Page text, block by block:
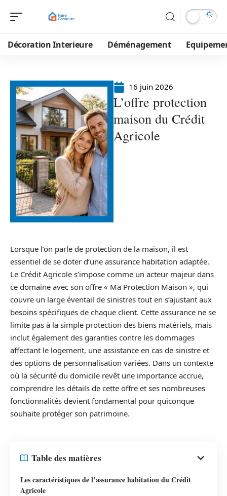
Décoration Interieure Déménagement
16 juin 2026
L’offre protection
maison du Crédit
Agricole
Lorsque l’on parle de protection de la maison, il est
essentiel de se doter d’une assurance habitation adaptée.
Le Crédit Agricole s’impose comme un acteur majeur dans
ce domaine avec son offre « Ma Protection Maison », qui
couvre un large éventail de sinistres tout en s’ajustant aux
besoins spécifiques de chaque client. Cette assurance ne se
limite pas à la simple protection des biens matériels, mais
inclut également des garanties contre les dommages
affectant le logement, une assistance en cas de sinistre et
des options de personnalisation variées. Dans un contexte
où la sécurité du domicile revêt une importance accrue,
comprendre les détails de cette offre et ses nombreuses
fonctionnalités devient fondamental pour quiconque
souhaite protéger son patrimoine.
Table des matières
Les caractéristiques de l’assurance habitation du Crédit
Agricole